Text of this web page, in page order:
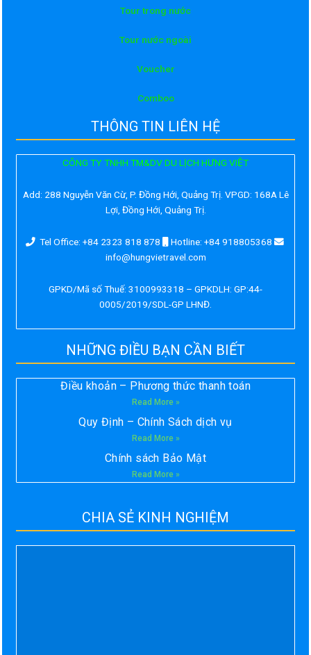
Tour trong nước
Tour nước ngoài
Voucher
Comboo
THÔNG TIN LIÊN HỆ
CÔNG TY TNHH TM&DV DU LỊCH HƯNG VIỆT
Add: 288 Nguyễn Văn Cừ, P. Đồng Hới, Quảng Trị. VPGD: 168A Lê
Lợi, Đồng Hới, Quảng Trị.
Tel Office: +84 2323 818 878
Hotline: +84 918805368
info@hungvietravel.com
GPKD/Mã số Thuế: 3100993318 – GPKDLH: GP:44-
0005/2019/SDL-GP LHNĐ.
NHỮNG ĐIỀU BẠN CẦN BIẾT
Điều khoản – Phương thức thanh toán
Read More »
Quy Định – Chính Sách dịch vụ
Read More »
Chính sách Bảo Mật
Read More »
CHIA SẺ KINH NGHIỆM